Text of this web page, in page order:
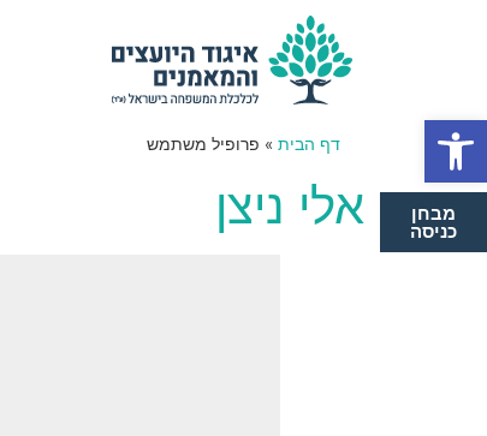
Open toolbar דף הבית » פרופיל משתמש
אלי ניצן מבחן
כניסה